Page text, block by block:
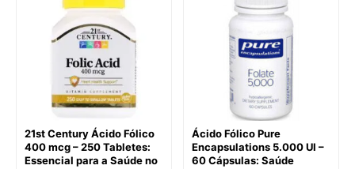
21st Century Ácido Fólico
400 mcg – 250 Tabletes:
Essencial para a Saúde no
Ácido Fólico Pure
Encapsulations 5.000 UI –
60 Cápsulas: Saúde